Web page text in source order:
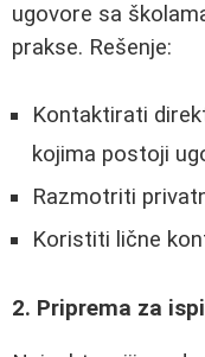
ugovore sa
prakse. Rešenje:
Kontaktirati
kojima postoji
Razmotriti
Koristiti lične
2. Priprema za